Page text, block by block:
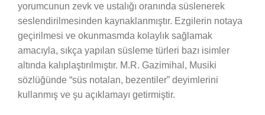
yorumcunun zevk ve ustalığı oranında süslenerek
seslendirilmesinden kaynaklanmıştır. Ezgilerin notaya
geçirilmesi ve okunmasmda kolaylık sağlamak
amacıyla, sıkça yapılan süsleme türleri bazı isimler
altında kalıplaştırılmıştır. M.R. Gazimihal, Musiki
sözlüğünde “süs notalan, bezentiler” deyimlerini
kullanmış ve şu açıklamayı getirmiştir.